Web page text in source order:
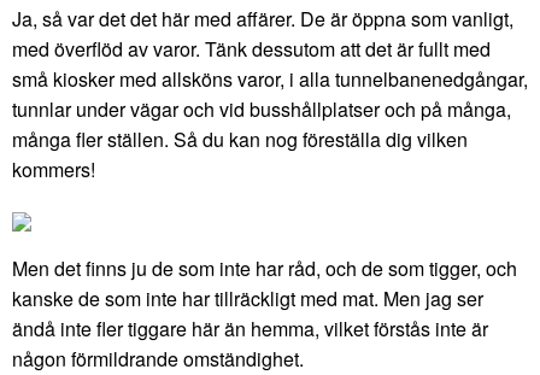
Ja, så var det det här med affärer. De är öppna som vanligt,
med överflöd av varor. Tänk dessutom att det är fullt med
små kiosker med allsköns varor, i alla tunnelbanenedgångar,
tunnlar under vägar och vid busshållplatser och på många,
många fler ställen. Så du kan nog föreställa dig vilken
kommers!
Men det finns ju de som inte har råd, och de som tigger, och
kanske de som inte har tillräckligt med mat. Men jag ser
ändå inte fler tiggare här än hemma, vilket förstås inte är
någon förmildrande omständighet.